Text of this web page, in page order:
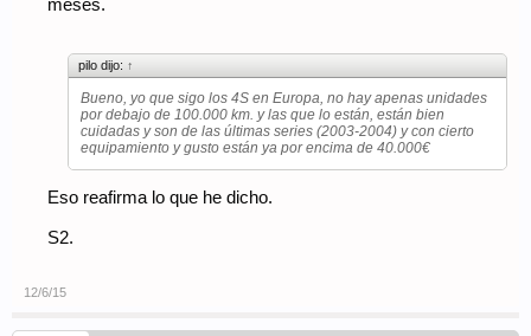
meses.
pilo dijo: ↑
Bueno, yo que sigo los 4S en Europa, no hay apenas unidades
por debajo de 100.000 km. y las que lo están, están bien
cuidadas y son de las últimas series (2003-2004) y con cierto
equipamiento y gusto están ya por encima de 40.000€
Eso reafirma lo que he dicho.
S2.
12/6/15